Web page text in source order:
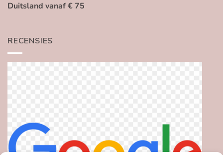
Duitsland vanaf € 75
RECENSIES